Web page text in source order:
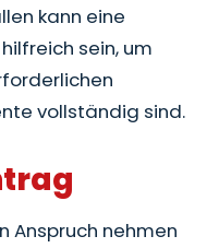
kann eine
sein, um
vollständig sind.
Anspruch nehmen